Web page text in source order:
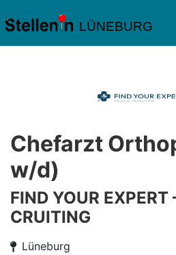
LÜNEBURG
Chefarzt
w/d)
FIND YOUR EXPERT
CRUITING
Lüneburg